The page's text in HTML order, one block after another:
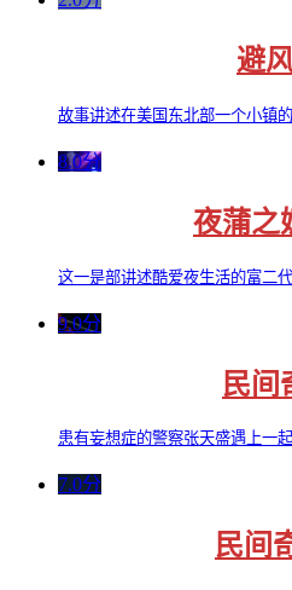
避
故事讲述在美国东北部一个小镇的
8.0分
夜蒲之
这一是部讲述酷爱夜生活的富二代
9.0分
民间
患有妄想症的警察张天盛遇上一
7.0分
民间